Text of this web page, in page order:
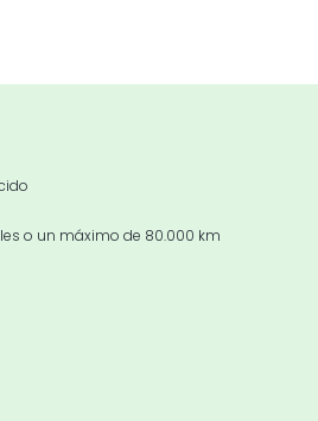
o un máximo de 80.000 km